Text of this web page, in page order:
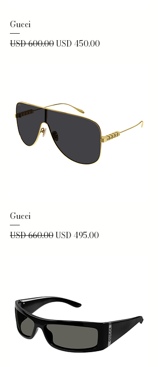
Gucci
Precio
USD 600.00Precio de oferta
USD 450.00
Gucci
Precio
USD 660.00Precio de oferta
USD 495.00